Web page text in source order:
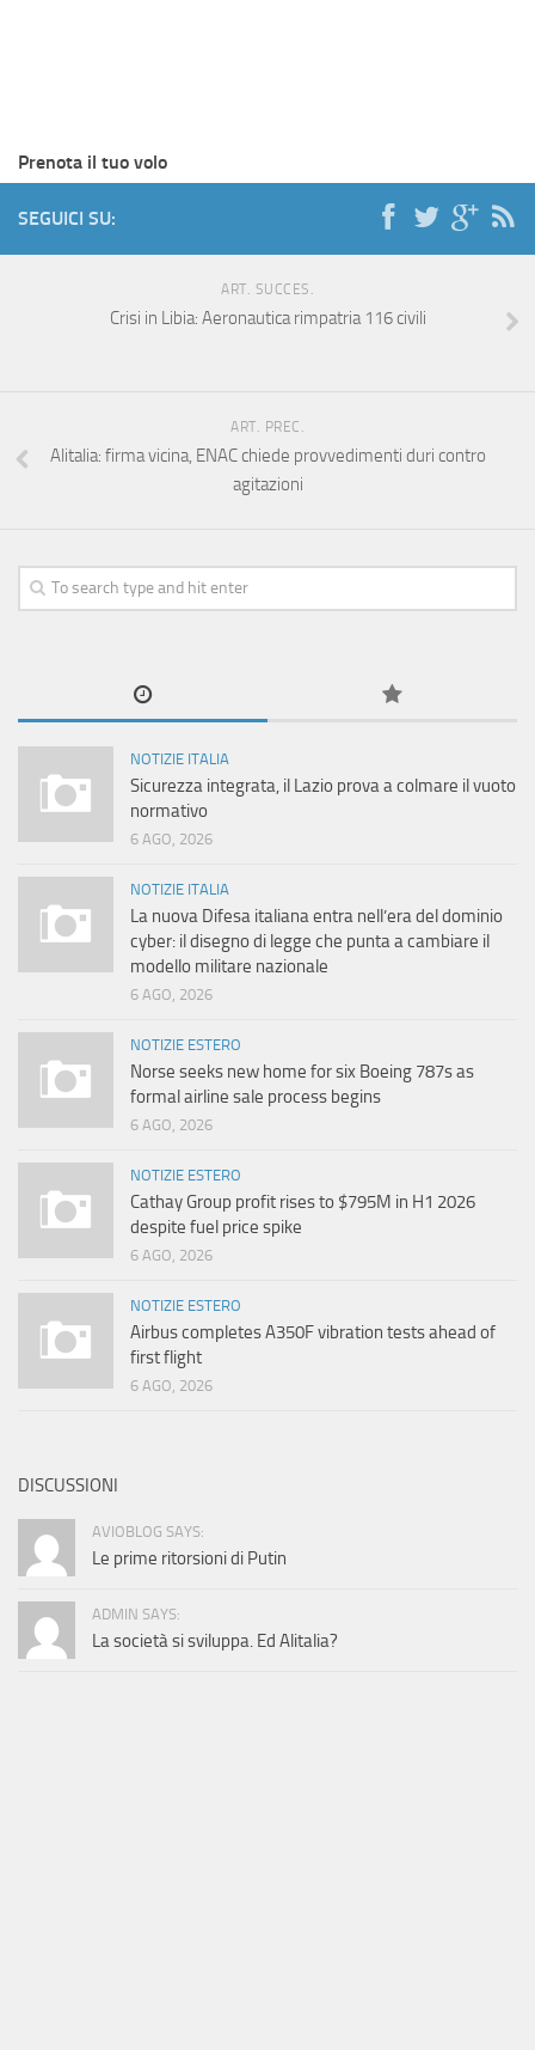
Prenota il tuo volo
SEGUICI SU:
ART. SUCCES.
Crisi in Libia: Aeronautica rimpatria 116 civili
ART. PREC.
Alitalia: firma vicina, ENAC chiede provvedimenti duri contro
agitazioni
NOTIZIE ITALIA
Sicurezza integrata, il Lazio prova a colmare il vuoto
normativo
6 AGO, 2026
NOTIZIE ITALIA
La nuova Difesa italiana entra nell’era del dominio
cyber: il disegno di legge che punta a cambiare il
modello militare nazionale
6 AGO, 2026
NOTIZIE ESTERO
Norse seeks new home for six Boeing 787s as
formal airline sale process begins
6 AGO, 2026
NOTIZIE ESTERO
Cathay Group profit rises to $795M in H1 2026
despite fuel price spike
6 AGO, 2026
NOTIZIE ESTERO
Airbus completes A350F vibration tests ahead of
first flight
6 AGO, 2026
DISCUSSIONI
AVIOBLOG SAYS:
Le prime ritorsioni di Putin
ADMIN SAYS:
La società si sviluppa. Ed Alitalia?